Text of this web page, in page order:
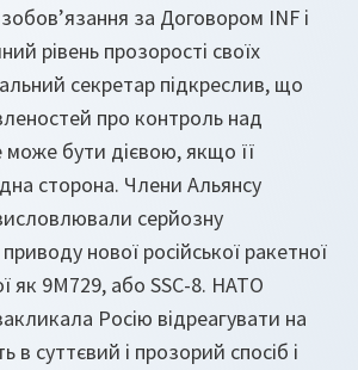
за Договором INF і
рівень прозорості своїх
секретар підкреслив, що
про контроль над
бути дієвою, якщо її
сторона. Члени Альянсу
серйозну
нової російської ракетної
як 9M729, або SSC-8. НАТО
Росію відреагувати на
в суттєвий і прозорий спосіб і